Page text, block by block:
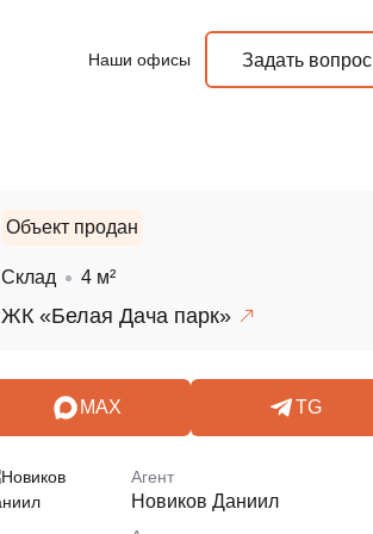
Наши офисы Задать вопрос
Объект продан
Склад 4 м²
ЖК «Белая Дача парк»
MAX TG
Агент
Новиков Даниил